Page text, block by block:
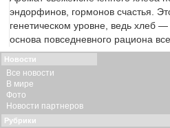
эндорфинов, гормонов счастья.
генетическом уровне, ведь хлеб
основа повседневного рациона
Новости
Все новости
В мире
Фото
Новости партнеров
Рубрики